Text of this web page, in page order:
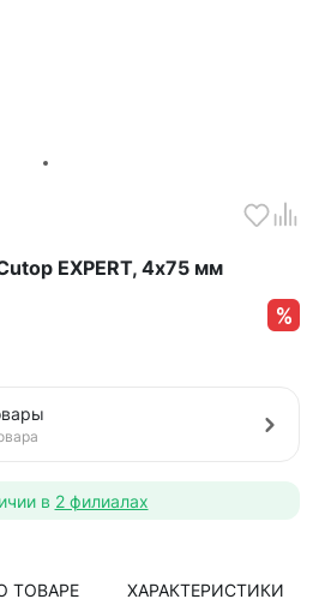
EXPERT, 4х75 мм
в 2 филиалах
ТОВАРЕ ХАРАКТЕРИСТИКИ